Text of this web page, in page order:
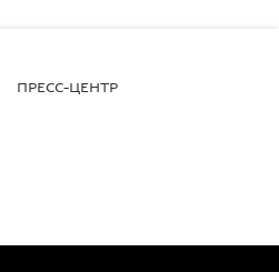
ПРЕСС-ЦЕНТР